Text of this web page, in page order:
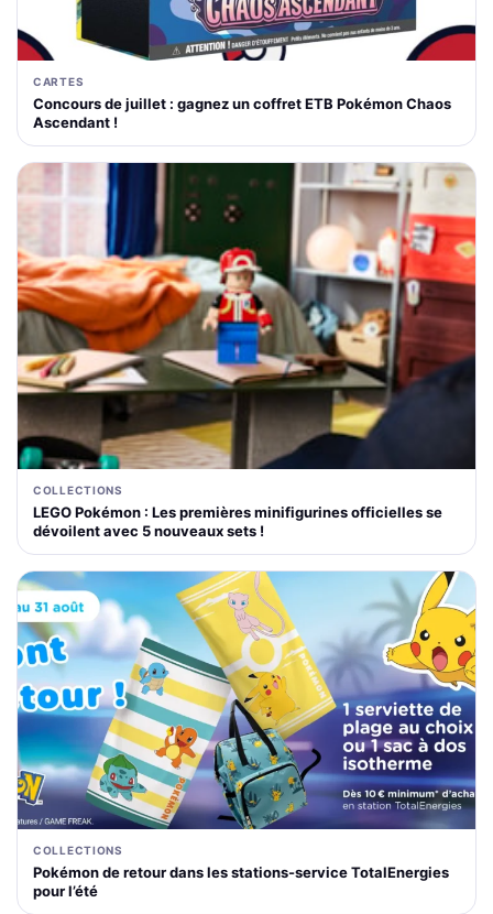
CARTES
Concours de juillet : gagnez un coffret ETB Pokémon Chaos
Ascendant !
COLLECTIONS
LEGO Pokémon : Les premières minifigurines officielles se
dévoilent avec 5 nouveaux sets !
COLLECTIONS
Pokémon de retour dans les stations-service TotalEnergies
pour l’été